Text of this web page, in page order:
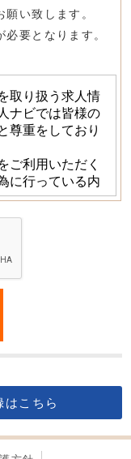
い致します。
要となります。
はこちら